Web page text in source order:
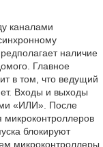
каналами
наличие
Главное
в том, что ведущий
Входы и выходы
«ИЛИ». После
микроконтроллеров
блокируют
микроконтроллеры